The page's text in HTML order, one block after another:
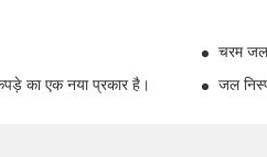
चरम
का एक नया प्रकार है।
जल